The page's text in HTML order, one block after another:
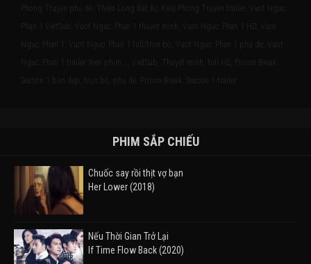
Phong Truyện phụ đề, Thiên Long Bát Bộ Kiều Phong Truyện trailer, Vuot Nguc:
Phan 1 VietSub, Vuot Nguc: Phan 1 thuyet minh, Vuot Nguc: Phan 1 HD, Vuot
Nguc: Phan 1, Vuot Nguc: Phan 1 full/tron bo, Vuot Nguc: Phan 1 phu de, Vuot
Nguc: Phan 1 trailer Xem phim , , VietSub, Thuyết minh, full HD, Prison Break:
Season 1 bản đẹp, trọn bộ, phụ đề, Prison Break: Season 1 trailer
PHIM SẮP CHIẾU
Chuốc say rồi thịt vợ bạn
Her Lower (2018)
Nếu Thời Gian Trở Lại
If Time Flow Back (2020)